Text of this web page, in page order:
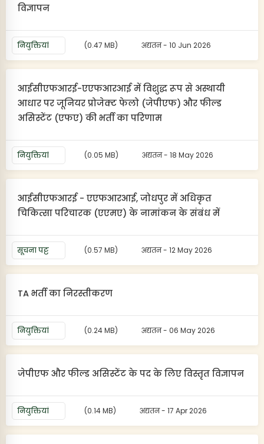
विज्ञापन
नियुक्तियां (0.47 MB) अद्यतन - 10 Jun 2026
आईसीएफआरई-एएफआरआई में विशुद्ध रूप से अस्थायी
आधार पर जूनियर प्रोजेक्ट फेलो (जेपीएफ) और फील्ड
असिस्टेंट (एफए) की भर्ती का परिणाम
नियुक्तियां (0.05 MB) अद्यतन - 18 May 2026
आईसीएफआरई - एएफआरआई, जोधपुर में अधिकृत
चिकित्सा परिचारक (एएमए) के नामांकन के संबंध में
सूचना पट्ट (0.57 MB) अद्यतन - 12 May 2026
TA भर्ती का निरस्तीकरण
नियुक्तियां (0.24 MB) अद्यतन - 06 May 2026
जेपीएफ और फील्ड असिस्टेंट के पद के लिए विस्तृत विज्ञापन
नियुक्तियां (0.14 MB) अद्यतन - 17 Apr 2026